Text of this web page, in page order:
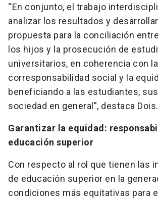
“En conjunto, el trabajo
analizar los resultados y
propuesta para la conciliación
los hijos y la prosecución de
universitarios, en coherencia con la
corresponsabilidad social y la
beneficiando a las estudiantes,
sociedad en general”, destaca Dois.
Garantizar la equidad:
educación superior
Con respecto al rol que tienen las
de educación superior en la
condiciones más equitativas para